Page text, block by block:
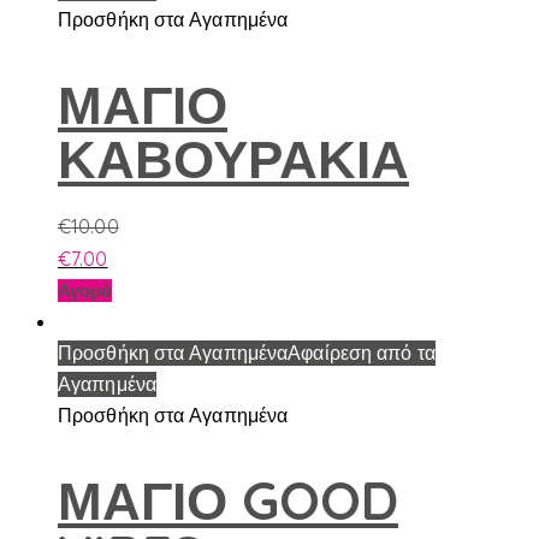
του
Προσθήκη στα Αγαπημένα
ΜΑΓΙΟ
ΚΑΒΟΥΡΑΚΙΑ
€10.00
€7.00
ΑγοράΑυτό
προϊόν
έχει
πολλαπλές
επιλογές
Προσθήκη στα ΑγαπημέναΑφαίρεση από τα
Αγαπημένα
Προσθήκη στα Αγαπημένα
ΜΑΓΙΟ GOOD